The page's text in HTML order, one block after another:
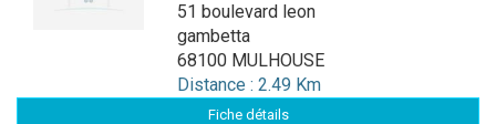
51 boulevard leon
gambetta
68100 MULHOUSE
Distance : 2.49 Km
Fiche détails